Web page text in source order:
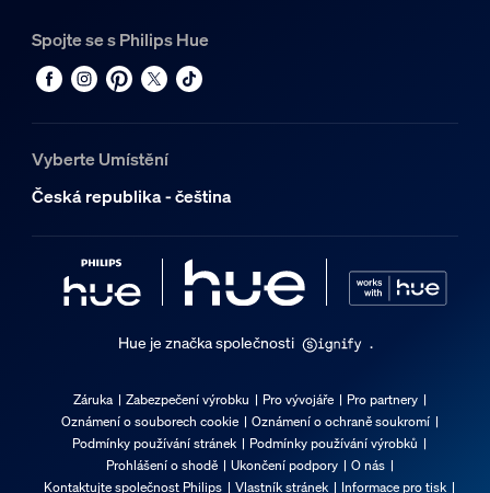
Spojte se s Philips Hue
Vyberte Umístění
Česká republika - čeština
Hue je značka společnosti .
Záruka Zabezpečení výrobku Pro vývojáře
Pro partnery
Oznámení o souborech cookie
Oznámení o ochraně soukromí
Podmínky používání stránek
Podmínky používání výrobků
Prohlášení o shodě
Ukončení podpory
O nás
Kontaktujte společnost Philips
Vlastník stránek Informace pro tisk